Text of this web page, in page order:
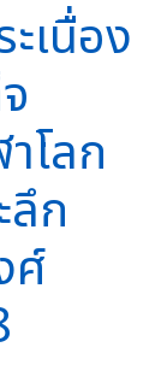
เนื่อง
โลก
ลึก
ศ์